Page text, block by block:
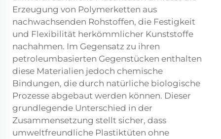
Erzeugung von Polymerketten aus
nachwachsenden Rohstoffen, die Festigkeit
und Flexibilität herkömmlicher Kunststoffe
nachahmen. Im Gegensatz zu ihren
petroleumbasierten Gegenstücken enthalten
diese Materialien jedoch chemische
Bindungen, die durch natürliche biologische
Prozesse abgebaut werden können. Dieser
grundlegende Unterschied in der
Zusammensetzung stellt sicher, dass
umweltfreundliche Plastiktüten ohne